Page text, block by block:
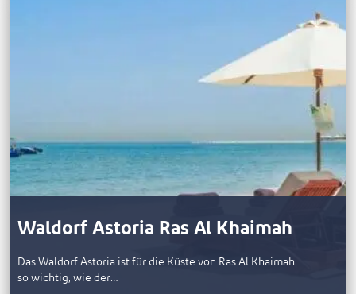
Waldorf Astoria Ras Al Khaimah
Das Waldorf Astoria ist für die Küste von Ras Al Khaimah
so wichtig, wie der…